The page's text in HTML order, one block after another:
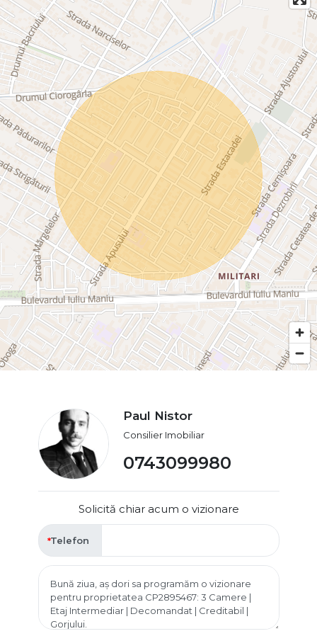
Paul Nistor
Consilier Imobiliar
0743099980
Solicită chiar acum o vizionare
Telefon